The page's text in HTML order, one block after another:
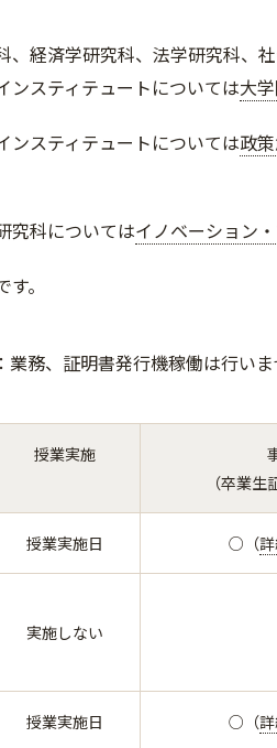
、経済学研究科、法学研究科、
ンスティテュートについては大
ンスティテュートについては政
究科についてはイノベーション
。
務、証明書発行機稼働は行いま
授業実施
（卒業生
授業実施日 ○（
実施しない
授業実施日 ○（